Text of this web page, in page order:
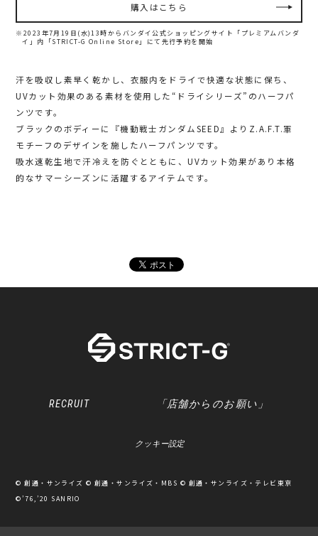
購入はこちら
※2023年7月19日(水)13時からバンダイ公式ショッピングサイト「プレミアムバンダ
イ」内
「STRICT-G Online Store」にて先行予約を開始
汗を吸収し素早く乾かし、衣服内をドライで快適な状態に保ち、
UVカット効果のある素材を使用した“ドライシリーズ”のハーフパ
ンツです。
ブラックのボディーに『機動戦士ガンダムSEED』よりZ.A.F.T.軍
モチーフのデザインを施したハーフパンツです。
吸水速乾生地で汗冷えを防ぐとともに、UVカット効果があり本格
的なサマーシーズンに活躍するアイテムです。
RECRUIT 「店舗からのお願い」
クッキー設定
© 創通・サンライズ © 創通・サンライズ・MBS © 創通・サンライズ・テレビ東京
©’76,’20 SANRIO